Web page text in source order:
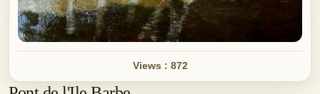
Views : 872